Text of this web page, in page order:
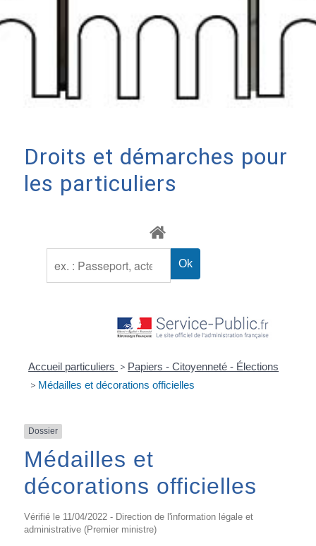
Droits et démarches pour
les particuliers
Accueil particuliers > Papiers - Citoyenneté - Élections
> Médailles et décorations officielles
Dossier
Médailles et
décorations officielles
Vérifié le 11/04/2022 - Direction de l'information légale et
administrative (Premier ministre)